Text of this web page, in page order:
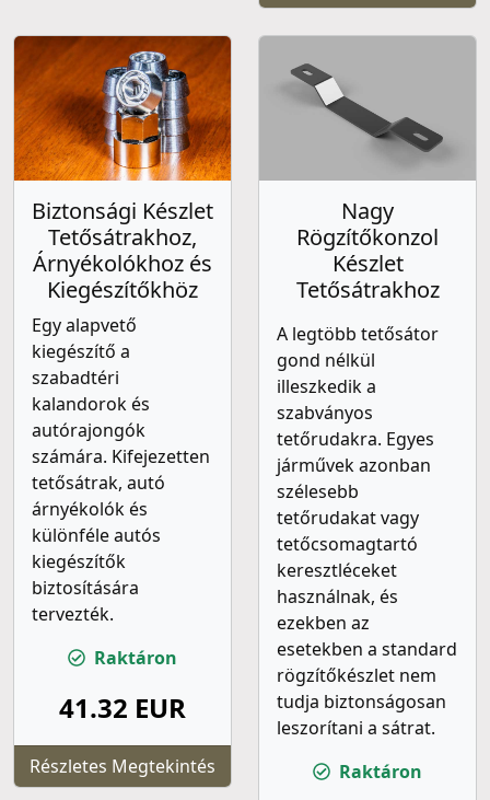
Biztonsági Készlet
Tetősátrakhoz,
Árnyékolókhoz és
Kiegészítőkhöz
Egy alapvető
kiegészítő a
szabadtéri
kalandorok és
autórajongók
számára. Kifejezetten
tetősátrak, autó
árnyékolók és
különféle autós
kiegészítők
biztosítására
tervezték.
Raktáron
41.32 EUR
Részletes Megtekintés
Nagy
Rögzítőkonzol
Készlet
Tetősátrakhoz
A legtöbb tetősátor
gond nélkül
illeszkedik a
szabványos
tetőrudakra. Egyes
járművek azonban
szélesebb
tetőrudakat vagy
tetőcsomagtartó
keresztléceket
használnak, és
ezekben az
esetekben a standard
rögzítőkészlet nem
tudja biztonságosan
leszorítani a sátrat.
Raktáron